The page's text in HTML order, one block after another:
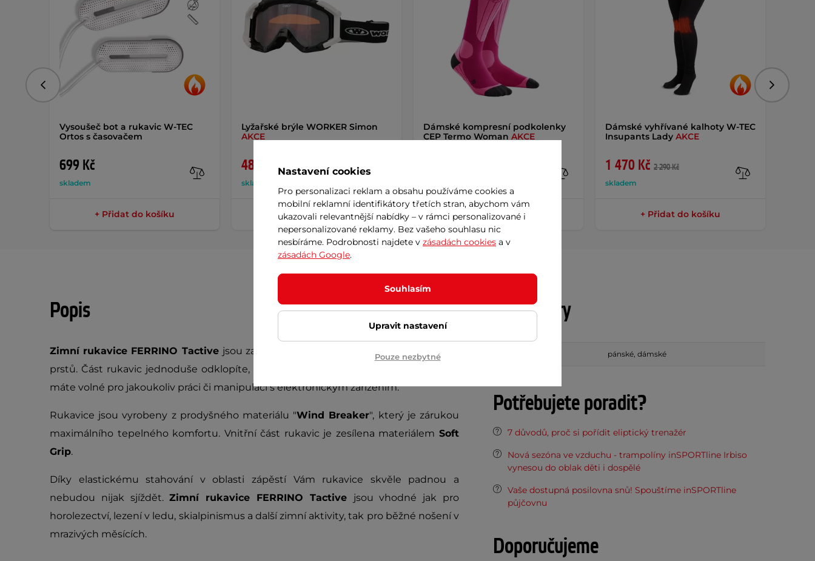
Vysoušeč bot a rukavic W-TEC
Ortos s časovačem
699 Kč
skladem
+ Přidat do košíku
Lyžařské brýle WORKER Simon
AKCE
480 Kč 850 Kč
skladem
+ Přidat do košíku
Dámské kompresní podkolenky
CEP Termo Woman AKCE
+ Přidat do košíku
Dámské vyhřívané kalhoty W-TEC
Insupants Lady AKCE
1 470 Kč 2 290 Kč
skladem
+ Přidat do košíku
Předchozí
Popis
Zimní rukavice FERRINO Tactive jsou zajímavě řešené palčáky s možností odkrytí
prstů. Část rukavic jednoduše odklopíte, připnete suchým zipem k zápěstí a prsty
máte volné pro jakoukoliv práci či manipulaci s elektronickým zařízením.
Rukavice jsou vyrobeny z prodyšného materiálu "Wind Breaker", který je zárukou
maximálního tepelného komfortu. Vnitřní část rukavic je zesílena materiálem Soft
Grip.
Díky elastickému stahování v oblasti zápěstí Vám rukavice skvěle padnou a
nebudou nijak sjíždět.Zimní rukavice FERRINO Tactive jsou vhodné jak pro
horolezectví, lezení v ledu, skialpinismus a další zimní aktivity, tak pro běžné nošení v
mrazivých měsících.
Parametry
pánské, dámské
Potřebujete poradit?
7 důvodů, proč si pořídit eliptický trenažér
Nová sezóna ve vzduchu - trampolíny inSPORTline Irbiso
vynesou do oblak děti i dospělé
Vaše dostupná posilovna snů! Spouštíme inSPORTline
půjčovnu
Doporučujeme
Nastavení cookies
Pro personalizaci reklam a obsahu používáme cookies a
mobilní reklamní identifikátory třetích stran, abychom vám
ukazovali relevantnější nabídky – v rámci personalizované i
nepersonalizované reklamy. Bez vašeho souhlasu nic
nesbíráme. Podrobnosti najdete v zásadách cookies a v
zásadách Google.
Souhlasím
Upravit nastavení
Pouze nezbytné